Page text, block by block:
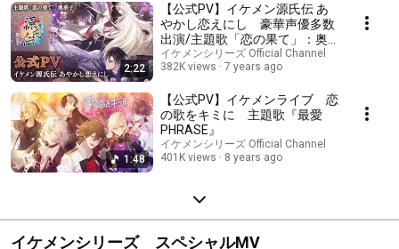
2:22
【公式PV】イケメン源氏伝 あ
やかし恋えにし 豪華声優多数
出演/主題歌「恋の果て」：奥
華子
イケメンシリーズ Official Channel
382K views
7 years ago
1:48
【公式PV】イケメンライブ 恋
の歌をキミに 主題歌『最愛
PHRASE』
イケメンシリーズ Official Channel
401K views
8 years ago
イケメンシリーズ スペシャルMV